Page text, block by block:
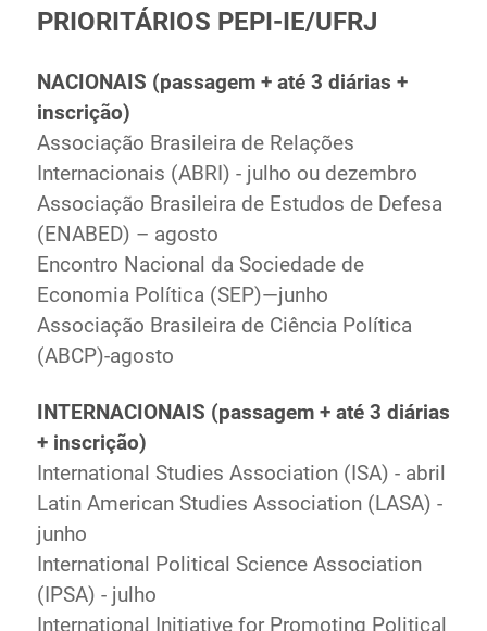
PRIORITÁRIOS PEPI-IE/UFRJ
NACIONAIS (passagem + até 3 diárias +
inscrição)
Associação Brasileira de Relações
Internacionais (ABRI) - julho ou dezembro
Associação Brasileira de Estudos de Defesa
(ENABED) – agosto
Encontro Nacional da Sociedade de
Economia Política (SEP)—junho
Associação Brasileira de Ciência Política
(ABCP)-agosto
INTERNACIONAIS (passagem + até 3 diárias
+ inscrição)
International Studies Association (ISA) - abril
Latin American Studies Association (LASA) -
junho
International Political Science Association
(IPSA) - julho
International Initiative for Promoting Political